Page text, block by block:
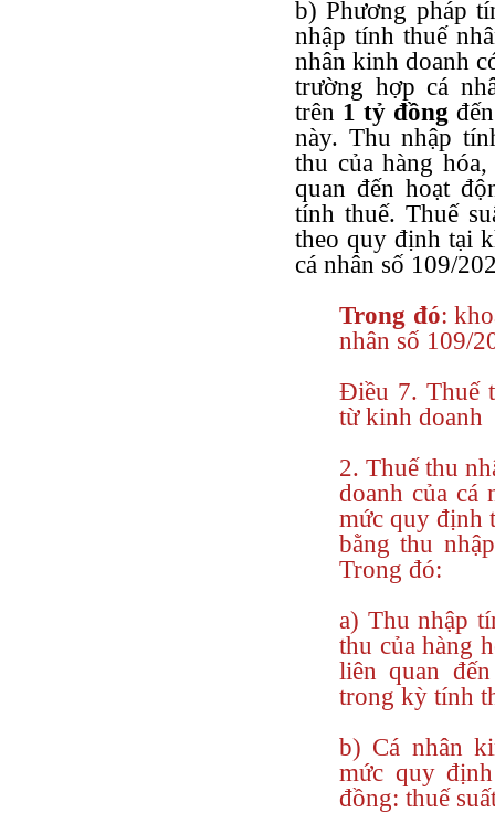
b) Phương pháp
nhập tính thuế
nhân kinh doanh
trường hợp cá
trên 1 tỷ đồng
này. Thu nhập
thu của hàng
quan đến hoạt
tính thuế. Thuế
theo quy định tại
cá nhân số 109/
Trong đó:
nhân số 109/
Điều 7. Thuế
từ kinh doanh
2. Thuế thu
doanh của cá
mức quy định
bằng thu
Trong đó:
a) Thu nhập
thu của hàng
liên quan
trong kỳ tính
b) Cá nhân
mức quy
đồng: thuế